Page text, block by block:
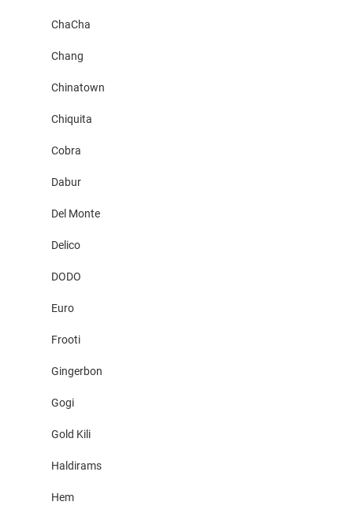
ChaCha
Chang
Chinatown
Chiquita
Cobra
Dabur
Del Monte
Delico
DODO
Euro
Frooti
Gingerbon
Gogi
Gold Kili
Haldirams
Hem